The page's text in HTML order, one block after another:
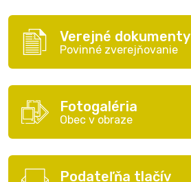
Verejné dokumenty
Povinné zverejňovanie
Fotogaléria
Obec v obraze
Podateľňa tlačív